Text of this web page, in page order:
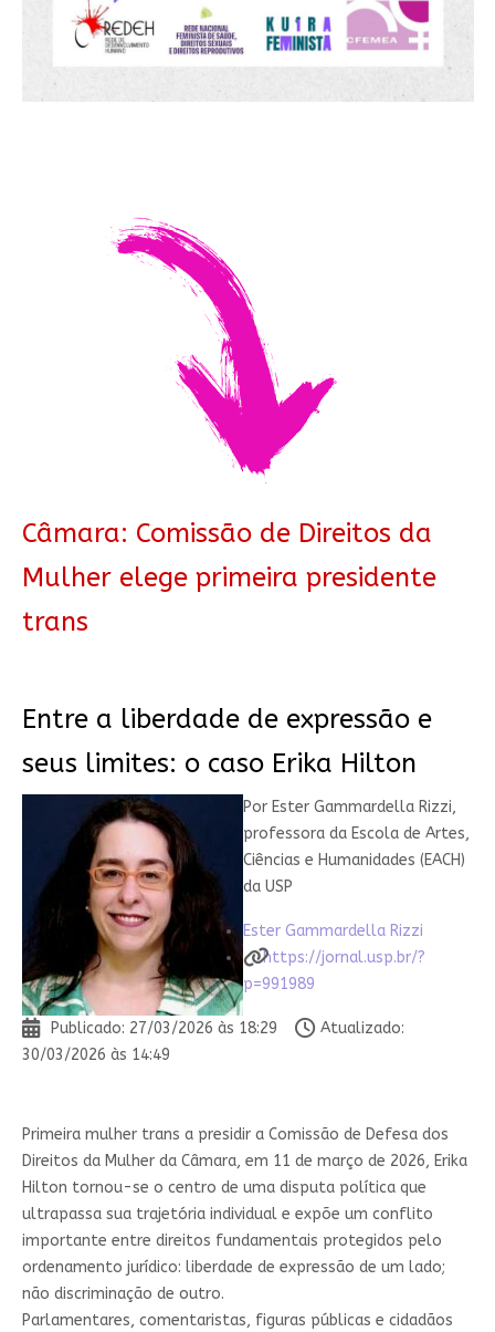
Câmara: Comissão de Direitos da
Mulher elege primeira presidente
trans
Entre a liberdade de expressão e
seus limites: o caso Erika Hilton
Por Ester Gammardella Rizzi,
professora da Escola de Artes,
Ciências e Humanidades (EACH)
da USP
Ester Gammardella Rizzi
https://jornal.usp.br/?
p=991989
Publicado: 27/03/2026 às 18:29
Atualizado:
30/03/2026 às 14:49
Primeira mulher trans a presidir a Comissão de Defesa dos
Direitos da Mulher da Câmara, em 11 de março de 2026, Erika
Hilton tornou-se o centro de uma disputa política que
ultrapassa sua trajetória individual e expõe um conflito
importante entre direitos fundamentais protegidos pelo
ordenamento jurídico: liberdade de expressão de um lado;
não discriminação de outro.
Parlamentares, comentaristas, figuras públicas e cidadãos